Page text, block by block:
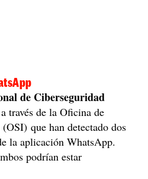
de Ciberseguridad
través de la Oficina de
que han detectado dos
la aplicación WhatsApp.
podrían estar